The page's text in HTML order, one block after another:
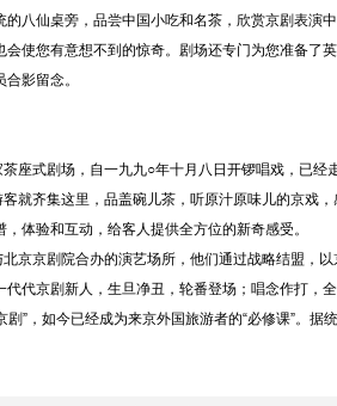
的八仙桌旁，品尝中国小吃和名茶，欣赏京剧表演
会使您有意想不到的惊奇。剧场还专门为您准备了
影留念。
式剧场，自一九九○年十月八日开锣唱戏，已经
就齐集这里，品盖碗儿茶，听原汁原味儿的京戏
体验和互动，给客人提供全方位的新奇感受。
京京剧院合办的演艺场所，他们通过战略结盟，
代代京剧新人，生旦净丑，轮番登场；唱念作打，
剧”，如今已经成为来京外国旅游者的“必修课”。